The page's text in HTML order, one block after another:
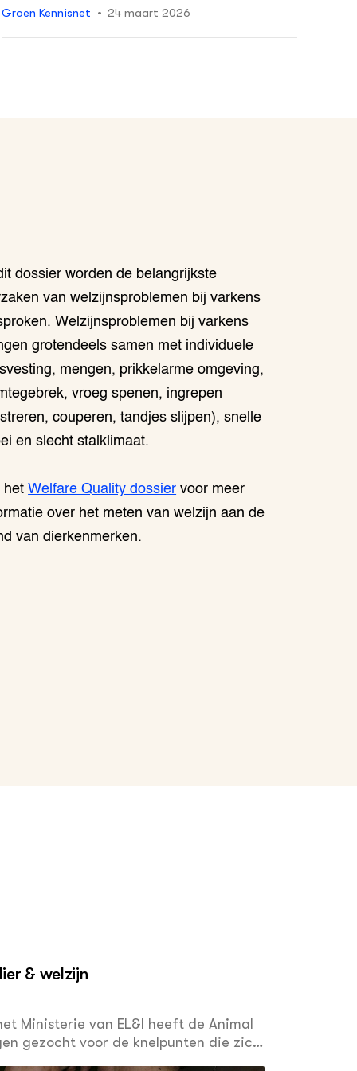
Groen Kennisnet 24 maart 2026
dossier worden de belangrijkste
van welzijnsproblemen bij varkens
Welzijnsproblemen bij varkens
grotendeels samen met individuele
mengen, prikkelarme omgeving,
vroeg spenen, ingrepen
couperen, tandjes slijpen), snelle
en slecht stalklimaat.
het Welfare Quality dossier voor meer
over het meten van welzijn aan de
van dierkenmerken.
& welzijn
Ministerie van EL&I heeft de Animal
gezocht voor de knelpunten die zich